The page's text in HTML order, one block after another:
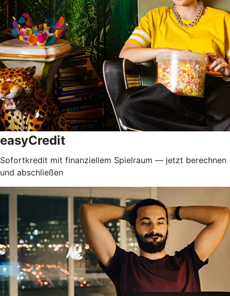
easyCredit
Sofortkredit mit finanziellem Spielraum — jetzt berechnen
und abschließen